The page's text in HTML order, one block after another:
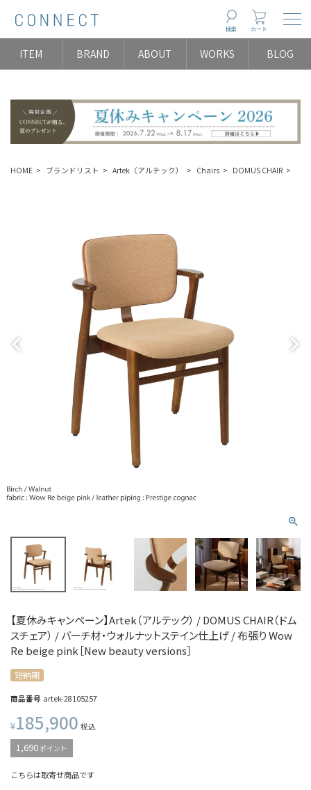
検索 カート
ITEM BRAND ABOUT WORKS BLOG
HOME ブランドリスト Artek（アルテック） Chairs DOMUS CHAIR
【夏休みキャンペーン】Artek（アルテック） / DOMUS CHAIR（ドム
スチェア） / バーチ材・ウォルナットステイン仕上げ / 布張り Wow
Re beige pink［New beauty versions］
短納期
商品番号 artek-28105257
¥185,900 税込
1,690ポイント
こちらは取寄せ商品です